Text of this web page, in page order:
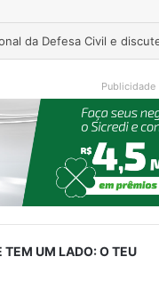
Publicidade
TEM UM LADO: O TEU